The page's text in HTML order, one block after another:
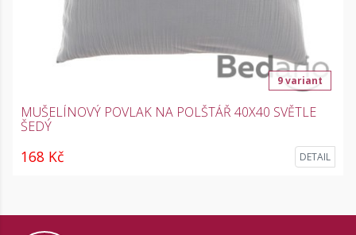
9 variant
MUŠELÍNOVÝ POVLAK NA POLŠTÁŘ 40X40 SVĚTLE
ŠEDÝ
168 Kč DETAIL